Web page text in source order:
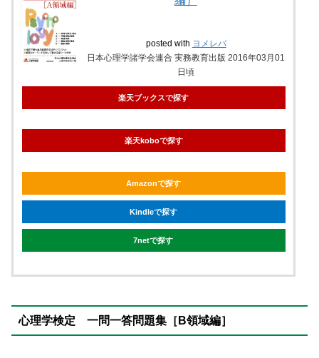
posted with ヨメレバ
日本心理学諸学会連合 実務教育出版 2016年03月01
日頃
楽天ブックスで探す
楽天koboで探す
Amazonで探す
Kindleで探す
7netで探す
心理学検定 一問一答問題集［B領域編］